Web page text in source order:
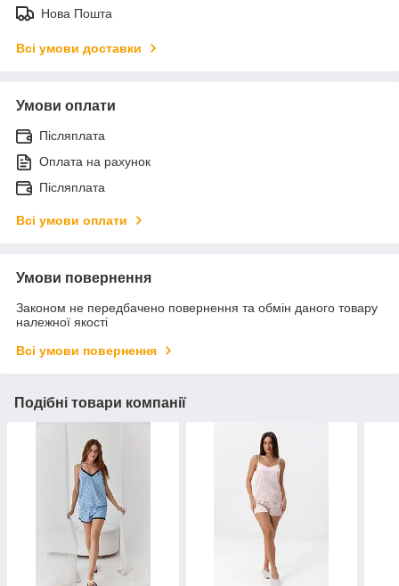
Нова Пошта
Всі умови доставки
Умови оплати
Післяплата
Оплата на рахунок
Післяплата
Всі умови оплати
Умови повернення
Законом не передбачено повернення та обмін даного товару
належної якості
Всі умови повернення
Подібні товари компанії